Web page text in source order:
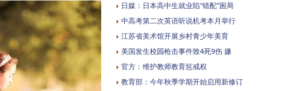
日媒：日本高中生就业陷“错配”困局
中高考第二次英语听说机考本月举行
江苏省美术馆开展乡村青少年美育
美国发生校园枪击事件致4死9伤 嫌
官方：维护教师教育惩戒权
教育部：今年秋季学期开始启用新修订